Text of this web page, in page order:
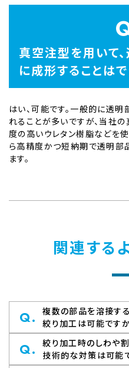
真空注型を用いて
に成形することはで
はい、可能です。一般的に透
れることが多いですが、当社
度の高いウレタン樹脂などを
ら高精度かつ短納期で透明部
ます。
関連する
Q.
複数の部品を溶接す
絞り加工は可能です
Q.
絞り加工時のしわや
技術的な対策は可能